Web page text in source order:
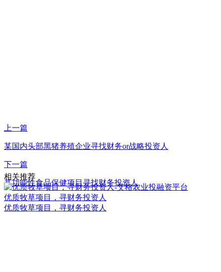
上一篇
某国内头部黑猪养殖企业寻找财务or战略投资人
下一篇
某功能性食品保健项目寻找财务投资人
相关推荐
优质牧草项目，寻财务投资人
优质牧草项目，寻财务投资人